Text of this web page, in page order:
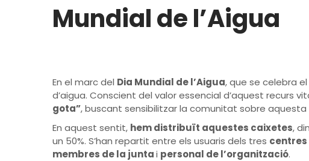
Mundial de l’Aigua
En el marc del Dia Mundial de l’Aigua, que se celebra
d’aigua. Conscient del valor essencial d’aquest recurs
gota”, buscant sensibilitzar la comunitat sobre
En aquest sentit, hem distribuït aquestes caixetes,
un 50%. S’han repartit entre els usuaris dels tres centres
membres de la juntai personal de l’organització.